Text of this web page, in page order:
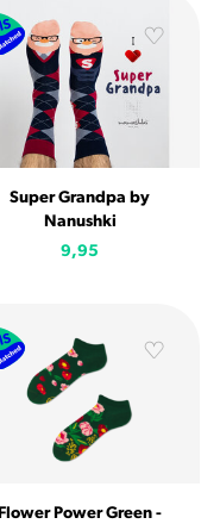
Super Grandpa by
Nanushki
9,95
Flower Power Green -